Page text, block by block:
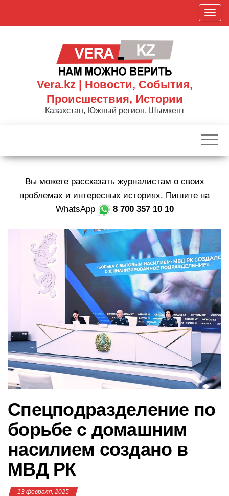
П
о
к
р
и
г
а
ц
и
ю
Vera.kz | Новости, События,
Происшествия, Истории
Казахстан, Южный регион, Шымкент
Вы можете рассказать журналистам о своих
проблемах и интересных историях. Пишите на
WhatsApp
8 700 357 10 10
Спецподразделение по
борьбе с домашним
насилием создано в
МВД РК
13 февраля, 2025